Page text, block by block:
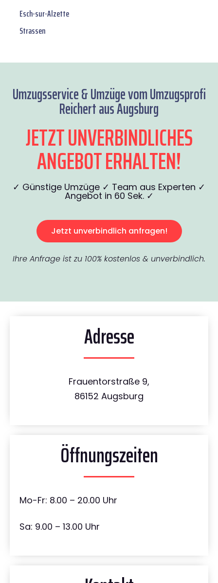
Esch-sur-Alzette
Strassen
Umzugsservice & Umzüge vom Umzugsprofi
Reichert aus Augsburg
JETZT UNVERBINDLICHES
ANGEBOT ERHALTEN!
✓ Günstige Umzüge ✓ Team aus Experten ✓
Angebot in 60 Sek. ✓
Jetzt unverbindlich anfragen!
Ihre Anfrage ist zu 100% kostenlos & unverbindlich.
Adresse
Frauentorstraße 9,
86152 Augsburg
Öffnungszeiten
Mo-Fr: 8.00 – 20.00 Uhr
Sa: 9.00 – 13.00 Uhr